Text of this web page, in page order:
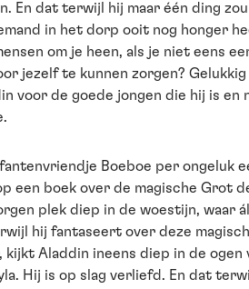
En dat terwijl hij maar één ding
in het dorp ooit nog honger
om je heen, als je niet eens
jezelf te kunnen zorgen?
voor de goede jongen die hij is en
Boeboe per ongeluk
een boek over de magische Grot
plek diep in de woestijn, waar
hij fantaseert over deze
Aladdin ineens diep in de ogen
Hij is op slag verliefd. En dat